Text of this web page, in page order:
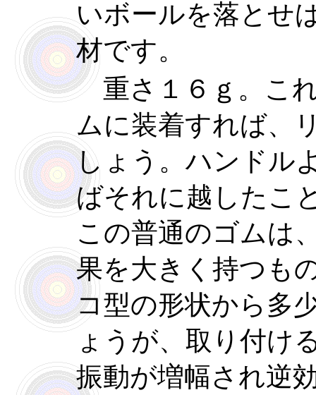
いボールを落とせ
材です。
重さ１６ｇ。こ
ムに装着すれば、
しょう。ハンドル
ばそれに越したこ
この普通のゴムは
果を大きく持つも
コ型の形状から多
ょうが、取り付け
振動が増幅され逆